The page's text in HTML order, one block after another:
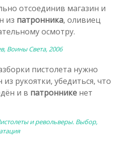
отсоединив магазин и
из патронника, оливиец
осмотру.
Воины Света, 2006
пистолета нужно
из рукоятки, убедиться, что
и в патроннике нет
и револьверы. Выбор,